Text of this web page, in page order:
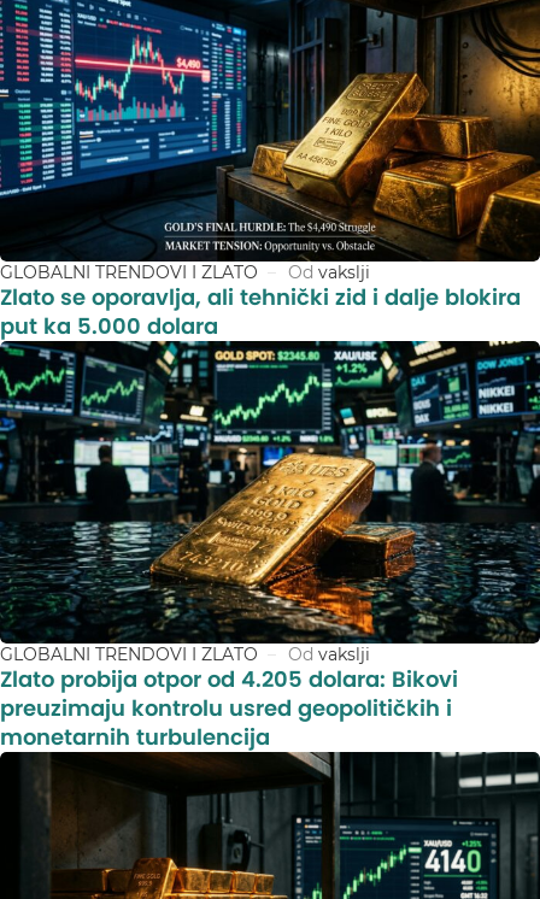
GLOBALNI TRENDOVI I ZLATO Od vakslji
Zlato se oporavlja, ali tehnički zid i dalje blokira
put ka 5.000 dolara
GLOBALNI TRENDOVI I ZLATO Od vakslji
Zlato probija otpor od 4.205 dolara: Bikovi
preuzimaju kontrolu usred geopolitičkih i
monetarnih turbulencija